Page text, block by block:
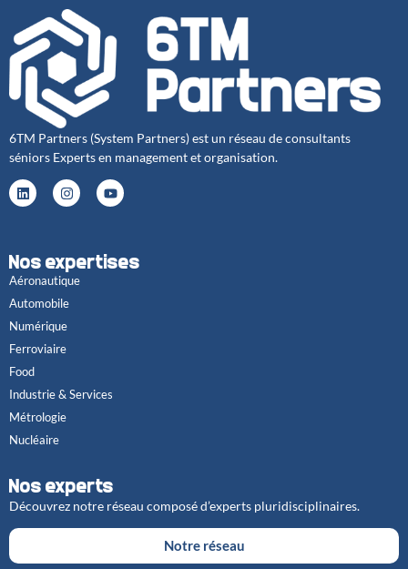
6TM Partners (System Partners) est un réseau de consultants
séniors Experts en management et organisation.
Nos expertises
Aéronautique
Automobile
Numérique
Ferroviaire
Food
Industrie & Services
Métrologie
Nucléaire
Nos experts
Découvrez notre réseau composé d’experts pluridisciplinaires.
Notre réseau